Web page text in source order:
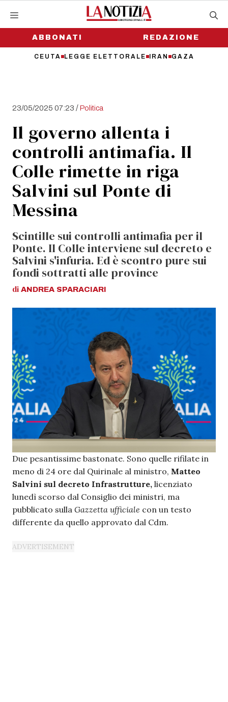
contenutoABBONATI
CEUTA LEGGE ELETTORALE IRAN GAZA
REDAZIONE
23/05/2025 07:23 /Politica
Il governo allenta i
controlli antimafia. Il
Colle rimette in riga
Salvini sul Ponte di
Messina
Scintille sui controlli antimafia per il
Ponte. Il Colle interviene sul decreto e
Salvini s'infuria. Ed è scontro pure sui
fondi sottratti alle province
di ANDREA SPARACIARI
Due pesantissime bastonate. Sono quelle rifilate in
meno di 24 ore dal Quirinale al ministro, Matteo
Salvini sul decreto Infrastrutture, licenziato
lunedì scorso dal Consiglio dei ministri, ma
pubblicato sulla Gazzetta ufficiale con un testo
differente da quello approvato dal Cdm.